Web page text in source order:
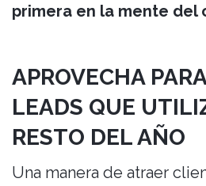
primera en la mente del
APROVECHA
LEADS QUE
RESTO DEL AÑO
Una manera de atraer